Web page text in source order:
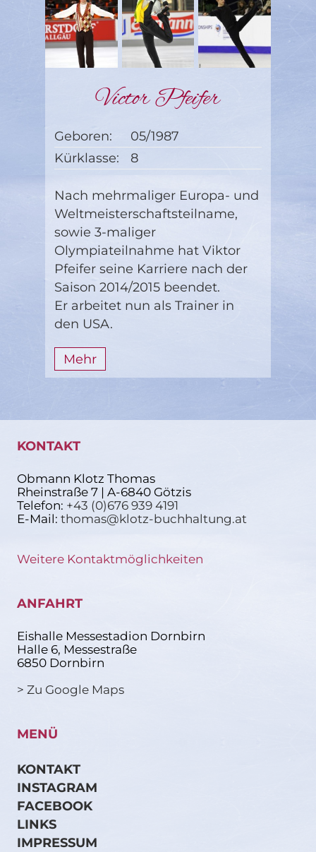
Victor Pfeifer
Geboren:
05/1987
Kürklasse:
8
Nach mehrmaliger Europa- und
Weltmeisterschaftsteilname,
sowie 3-maliger
Olympiateilnahme hat Viktor
Pfeifer seine Karriere nach der
Saison 2014/2015 beendet.
Er arbeitet nun als Trainer in
den USA.
Mehr
KONTAKT
Obmann Klotz Thomas
Rheinstraße 7 | A-6840 Götzis
Telefon: +43 (0)676 939 4191
E-Mail: thomas@klotz-buchhaltung.at
Weitere Kontaktmöglichkeiten
ANFAHRT
Eishalle Messestadion Dornbirn
Halle 6, Messestraße
6850 Dornbirn
> Zu Google Maps
MENÜ
KONTAKT
INSTAGRAM
FACEBOOK
LINKS
IMPRESSUM